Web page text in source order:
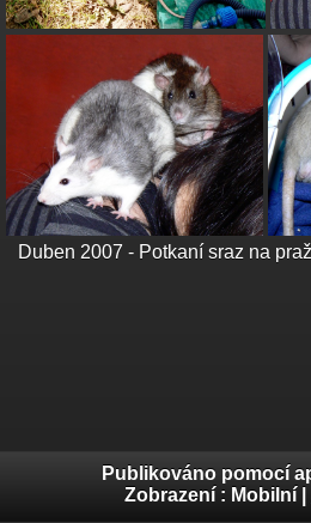
Duben 2007 - Potkaní sraz na
Publikováno pomocí
Zobrazení : Mobilní